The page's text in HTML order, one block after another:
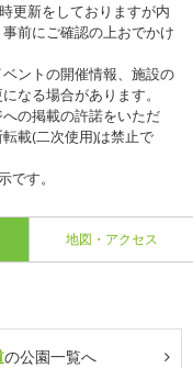
更新をしておりますが内
前にご確認の上おでかけ
ントの開催情報、施設の
なる場合があります。
の掲載の許諾をいただ
載(二次使用)は禁止で
す。
地図・アクセス
の公園一覧へ